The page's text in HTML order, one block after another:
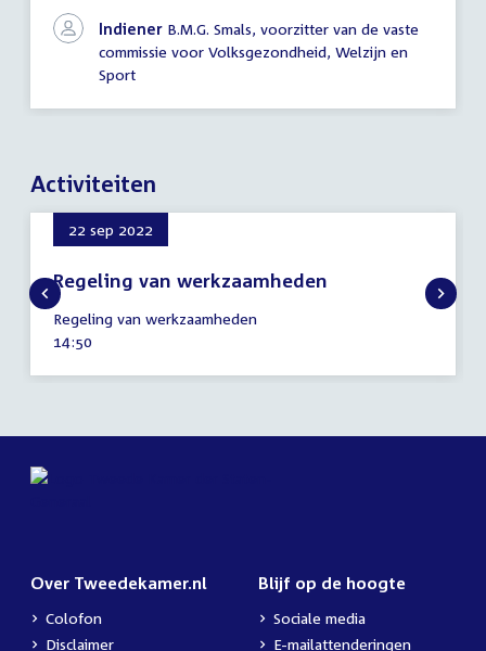
Indiener B.M.G. Smals, voorzitter van de vaste
commissie voor Volksgezondheid, Welzijn en
Sport
Activiteiten
22 sep 2022
Regeling van werkzaamheden
22
september
2022
Regeling van werkzaamheden
Tijd
14:50
Over Tweedekamer.nl
Colofon
Disclaimer
Blijf op de hoogte
Sociale media
E-mailattenderingen